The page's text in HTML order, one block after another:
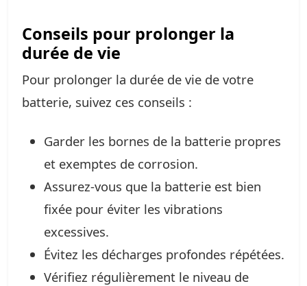
Conseils pour prolonger la
durée de vie
Pour prolonger la durée de vie de votre
batterie, suivez ces conseils :
Garder les bornes de la batterie propres
et exemptes de corrosion.
Assurez-vous que la batterie est bien
fixée pour éviter les vibrations
excessives.
Évitez les décharges profondes répétées.
Vérifiez régulièrement le niveau de